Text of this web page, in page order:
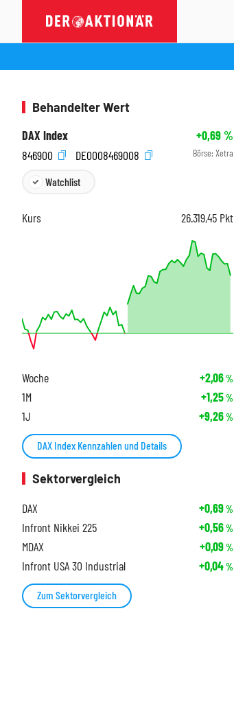
Behandelter Wert
DAX Index
+0,69%
846900
DE0008469008 Börse: Xetra
Watchlist
Kurs 26.319,45 Pkt
Woche +2,06%
1M +1,25%
1J +9,26%
DAX Index Kennzahlen und Details
Sektorvergleich
DAX
+0,69%
Infront Nikkei 225 +0,56%
MDAX +0,09%
Infront USA 30 Industrial +0,04%
Zum Sektorvergleich